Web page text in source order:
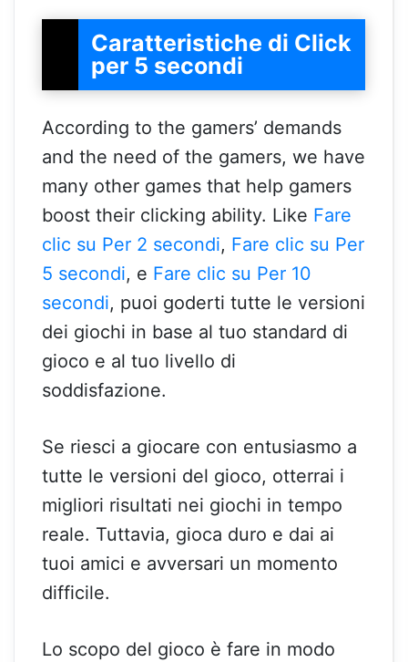
Caratteristiche di Click
per 5 secondi
According to the gamers’ demands
and the need of the gamers, we have
many other games that help gamers
boost their clicking ability. Like Fare
clic su Per 2 secondi, Fare clic su Per
5 secondi, e Fare clic su Per 10
secondi, puoi goderti tutte le versioni
dei giochi in base al tuo standard di
gioco e al tuo livello di
soddisfazione.
Se riesci a giocare con entusiasmo a
tutte le versioni del gioco, otterrai i
migliori risultati nei giochi in tempo
reale. Tuttavia, gioca duro e dai ai
tuoi amici e avversari un momento
difficile.
Lo scopo del gioco è fare in modo